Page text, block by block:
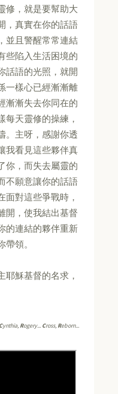
修，就是要幫助大
，真實在你的話語
並且警醒常常連結
些陷入生活困境的
話語的光照，就開
一樣心已經漸漸離
漸漸失去你同在的
每天靈修的操練，
。主呀，感謝你透
我看見這些夥伴真
你，而失去屬靈的
不願意讓你的話語
面對這些爭戰時，
開，使我結出基督
的連結的夥伴重新
領。
耶穌基督的名求，
Cynthia, Rogery... Cross, Reborn...